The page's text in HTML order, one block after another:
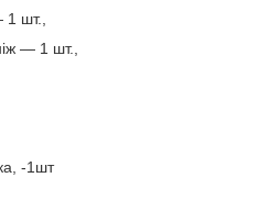
1 шт.,
— 1 шт.,
-1шт